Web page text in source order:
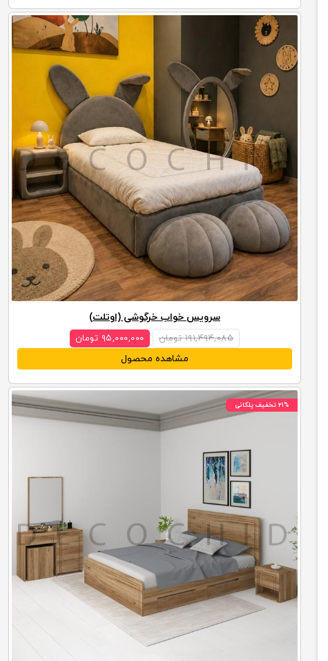
سرویس خواب خرگوشی (اوتلت)
۱۹۱,۴۹۴,۰۸۵ تومان ۹۵,۰۰۰,۰۰۰ تومان
مشاهده محصول
۲۱% تخفیف پلکانی